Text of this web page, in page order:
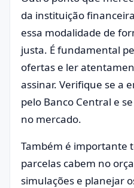
da instituição
essa modalidade de
justa. É fundamental
ofertas e ler
assinar. Verifique se a
pelo Banco Central e
no mercado.
Também é importante
parcelas cabem no
simulações e planejar